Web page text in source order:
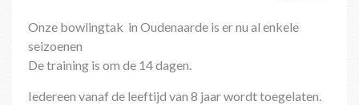
Onze bowlingtak in Oudenaarde is er nu al enkele
seizoenen
De training is om de 14 dagen.
Iedereen vanaf de leeftijd van 8 jaar wordt toegelaten.